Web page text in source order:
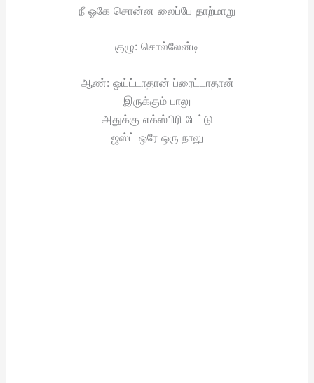
நீ ஓகே சொன்ன லைப்பே தாற்மாறு
குழு: சொல்லேன்டி
ஆண்: ஒய்ட்டாதான் ப்ரைட்டாதான்
இருக்கும் பாலு
அதுக்கு எக்ஸ்பிரி டேட்டு
ஜஸ்ட் ஒரே ஒரு நாலு